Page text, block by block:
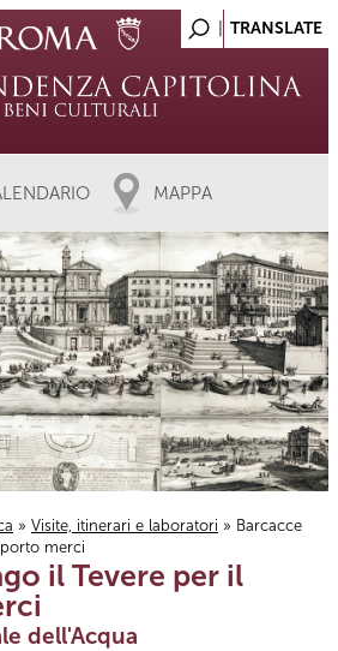
MAPPA
» Visite, itinerari e laboratori » Barcacce
merci
il Tevere per il
dell'Acqua